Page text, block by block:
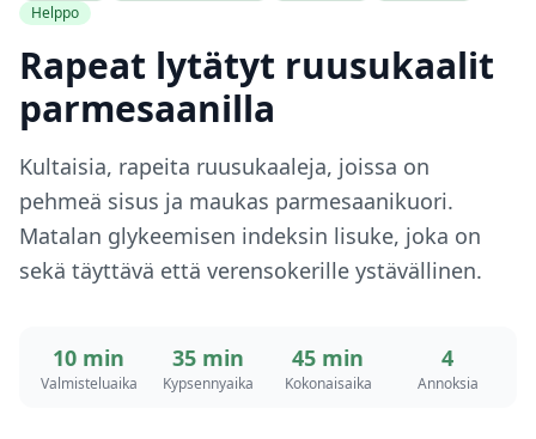
Helppo
Rapeat lytätyt ruusukaalit
parmesaanilla
Kultaisia, rapeita ruusukaaleja, joissa on
pehmeä sisus ja maukas parmesaanikuori.
Matalan glykeemisen indeksin lisuke, joka on
sekä täyttävä että verensokerille ystävällinen.
10 min
Valmisteluaika
35 min
Kypsennyaika
45 min
Kokonaisaika
4
Annoksia